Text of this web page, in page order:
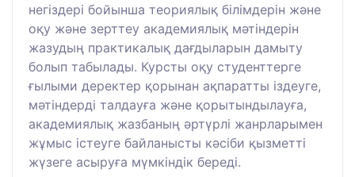
негіздері бойынша теориялық білімдерін және
оқу және зерттеу академиялық мәтіндерін
жазудың практикалық дағдыларын дамыту
болып табылады. Курсты оқу студенттерге
ғылыми деректер қорынан ақпаратты іздеуге,
мәтіндерді талдауға және қорытындылауға,
академиялық жазбаның әртүрлі жанрларымен
жұмыс істеуге байланысты кәсіби қызметті
жүзеге асыруға мүмкіндік береді.